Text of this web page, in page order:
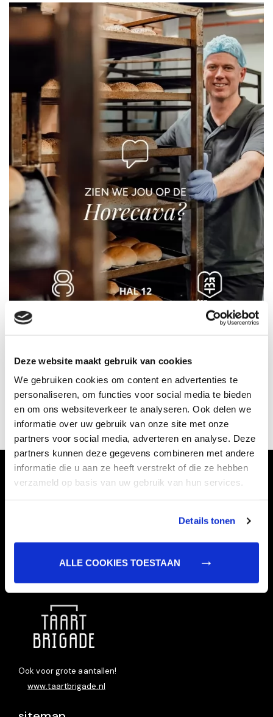
Deze website maakt gebruik van cookies
We gebruiken cookies om content en advertenties te
personaliseren, om functies voor social media te bieden
en om ons websiteverkeer te analyseren. Ook delen we
informatie over uw gebruik van onze site met onze
partners voor social media, adverteren en analyse. Deze
partners kunnen deze gegevens combineren met andere
informatie die u aan ze heeft verstrekt of die ze hebben
verzameld op basis van uw gebruik van hun services.
Details tonen
ALLE COOKIES TOESTAAN
TERUG
Taart bestellen doet u bij:
Ook voor grote aantallen!
www.taartbrigade.nl